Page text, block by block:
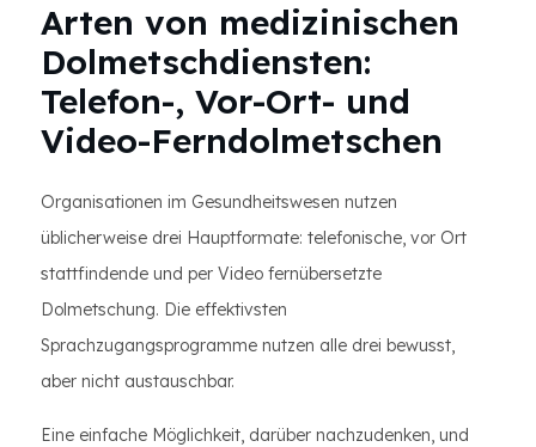
Arten von medizinischen
Dolmetschdiensten:
Telefon-, Vor-Ort- und
Video-Ferndolmetschen
Organisationen im Gesundheitswesen nutzen
üblicherweise drei Hauptformate: telefonische, vor Ort
stattfindende und per Video fernübersetzte
Dolmetschung. Die effektivsten
Sprachzugangsprogramme nutzen alle drei bewusst,
aber nicht austauschbar.
Eine einfache Möglichkeit, darüber nachzudenken, und